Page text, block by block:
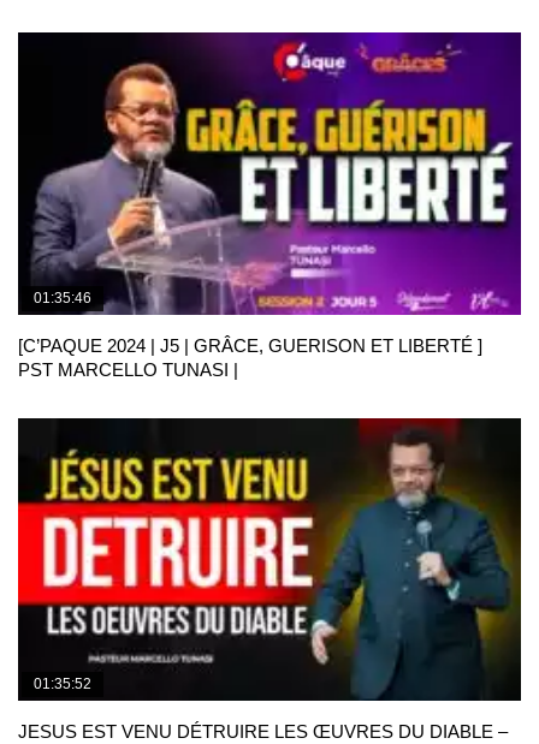
01:35:46
[C’PAQUE 2024 | J5 | GRÂCE, GUERISON ET LIBERTÉ ]
PST MARCELLO TUNASI |
01:35:52
JESUS EST VENU DÉTRUIRE LES ŒUVRES DU DIABLE –